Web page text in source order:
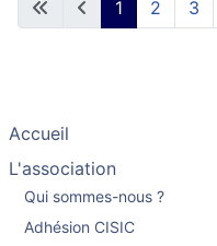
1 2 3
Accueil
L'association
Qui sommes-nous ?
Adhésion CISIC